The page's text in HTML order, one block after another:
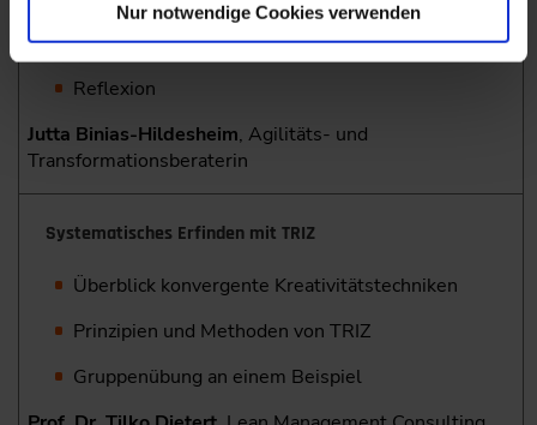
Nur notwendige Cookies verwenden
Die Bedeutung agiler Spiele
Reflexion
Jutta Binias-Hildesheim, Agilitäts- und
Transformationsberaterin
Systematisches Erfinden mit TRIZ
Überblick konvergente Kreativitätstechniken
Prinzipien und Methoden von TRIZ
Gruppenübung an einem Beispiel